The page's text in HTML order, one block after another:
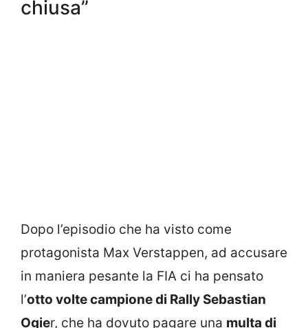
chiusa”
Dopo l’episodio che ha visto come
protagonista Max Verstappen, ad accusare
in maniera pesante la FIA ci ha pensato
l’otto volte campione di Rally Sebastian
Ogier, che ha dovuto pagare una multa di